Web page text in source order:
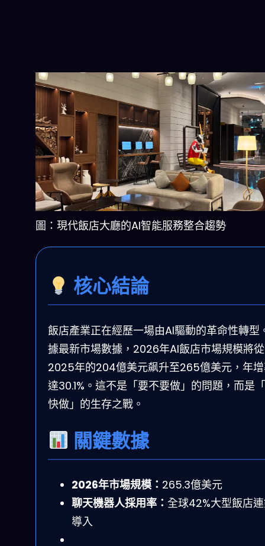
圖：現代飯店大廳的AI智能服務整合趨勢
核心結論
飯店產業正在經歷一場由AI驅動的革命性轉型
據最新市場數據，2026年AI飯店市場規模將從
2025年的204億美元飙升至265億美元，年
達30.1%。這不是「要不要做」的問題，而是
快做」的生存之戰。
關鍵數據
2026年市場規模： 265.3億美元
聊天機器人採用率： 全球42%大型飯店
導入